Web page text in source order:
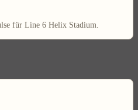
für Line 6 Helix Stadium.